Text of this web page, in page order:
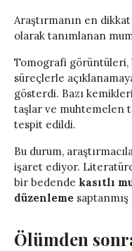
Araştırmanın en
olarak tanımlanan
Tomografi görüntüleri,
süreçlerle
gösterdi. Bazı
taşlar ve muhtemelen
tespit edildi.
Bu durum,
işaret ediyor.
bir bedende kasıtlı
düzenleme saptanmış
Ölümden